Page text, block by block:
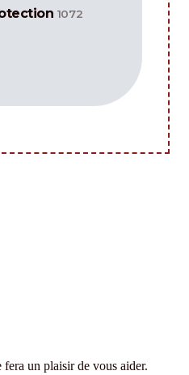
1072
fera un plaisir de vous aider.